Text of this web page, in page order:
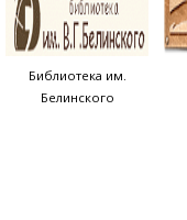
Библиотека им.
Белинского